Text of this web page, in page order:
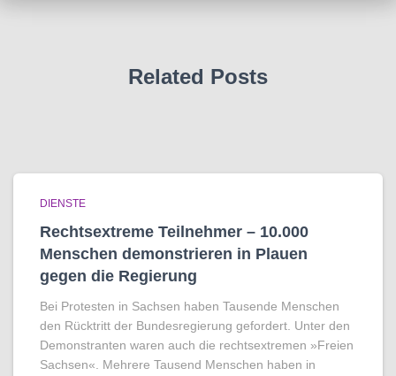
Related Posts
DIENSTE
Rechtsextreme Teilnehmer – 10.000
Menschen demonstrieren in Plauen
gegen die Regierung
Bei Protesten in Sachsen haben Tausende Menschen
den Rücktritt der Bundesregierung gefordert. Unter den
Demonstranten waren auch die rechtsextremen »Freien
Sachsen«. Mehrere Tausend Menschen haben in